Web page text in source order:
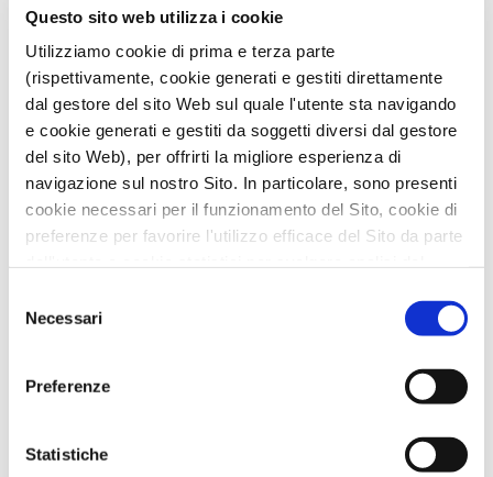
Questo sito web utilizza i cookie
Utilizziamo cookie di prima e terza parte
(rispettivamente, cookie generati e gestiti direttamente
dal gestore del sito Web sul quale l'utente sta navigando
e cookie generati e gestiti da soggetti diversi dal gestore
del sito Web), per offrirti la migliore esperienza di
navigazione sul nostro Sito. In particolare, sono presenti
cookie necessari per il funzionamento del Sito, cookie di
preferenze per favorire l'utilizzo efficace del Sito da parte
categorie di cookie accettare.
Per maggiori informazioni, consulta le nostre pagine
delNecessari
Preferenze
Statistiche
STAYFRESH
STAYFRESH – Strategie innovative rispondenti
ai bisogni delle imprese del comparto degli
ortofrutticoli della IV gammaè un progetto di
ricerca che ha messo a puntonuovi metodi di
la sicurezza per il consumatore, in un’ottica di
economia circolare. Per
(nello
identificato nuove soluzioni di coltivazione fuori
l’accumulo di nitriti nelle
dannosi per la salute umana.